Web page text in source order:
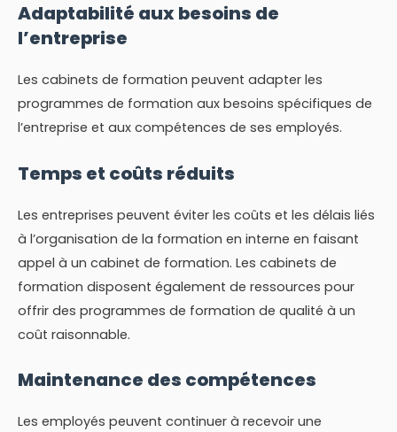
Adaptabilité aux besoins de
l’entreprise
Les cabinets de formation peuvent adapter les
programmes de formation aux besoins spécifiques de
l’entreprise et aux compétences de ses employés.
Temps et coûts réduits
Les entreprises peuvent éviter les coûts et les délais liés
à l’organisation de la formation en interne en faisant
appel à un cabinet de formation. Les cabinets de
formation disposent également de ressources pour
offrir des programmes de formation de qualité à un
coût raisonnable.
Maintenance des compétences
Les employés peuvent continuer à recevoir une